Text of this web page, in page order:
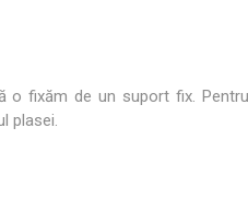
fixăm de un suport fix.
plasei.